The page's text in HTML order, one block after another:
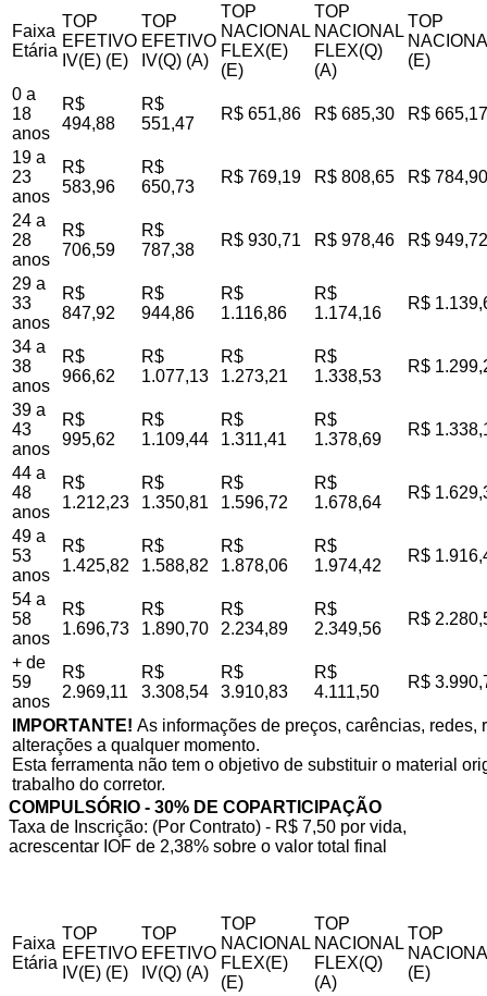
Faixa
Etária
TOP
EFETIVO
IV(E) (E)
TOP
EFETIVO
IV(Q) (A)
TOP
NACIONAL
FLEX(E)
(E)
TOP
NACIONAL
FLEX(Q)
(A)
TOP
(E)
0 a
18
anos
R$
494,88
R$
551,47
R$ 651,86 R$ 685,30 R$ 665,17
19 a
23
anos
R$
583,96
R$
650,73
R$ 769,19 R$ 808,65 R$ 784,90
24 a
28
anos
R$
706,59
R$
787,38
R$ 930,71 R$ 978,46 R$ 949,72
29 a
33
anos
R$
847,92
R$
944,86
R$
1.116,86
R$
1.174,16
R$
34 a
38
anos
R$
966,62
R$
1.077,13
R$
1.273,21
R$
1.338,53
R$
39 a
43
anos
R$
995,62
R$
1.109,44
R$
1.311,41
R$
1.378,69
R$
44 a
48
anos
R$
1.212,23
R$
1.350,81
R$
1.596,72
R$
1.678,64
R$
49 a
53
anos
R$
1.425,82
R$
1.588,82
R$
1.878,06
R$
1.974,42
R$
54 a
58
anos
R$
1.696,73
R$
1.890,70
R$
2.234,89
R$
2.349,56
R$
+ de
59
anos
R$
2.969,11
R$
3.308,54
R$
3.910,83
R$
4.111,50
R$
IMPORTANTE! As informações de preços, carências,
alterações a qualquer momento.
Esta ferramenta não tem o objetivo de substituir o material
trabalho do corretor.
COMPULSÓRIO - 30% DE COPARTICIPAÇÃO
Taxa de Inscrição: (Por Contrato) - R$ 7,50 por vida,
acrescentar IOF de 2,38% sobre o valor total final
Faixa
Etária
TOP
EFETIVO
IV(E) (E)
TOP
EFETIVO
IV(Q) (A)
TOP
NACIONAL
FLEX(E)
(E)
TOP
NACIONAL
FLEX(Q)
(A)
TOP
(E)